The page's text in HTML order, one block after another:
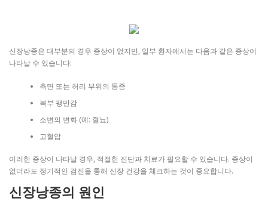
신장낭종은 대부분의 경우 증상이 없지만, 일부 환자에서는 다음과 같은 증상이
나타날 수 있습니다:
측면 또는 허리 부위의 통증
복부 팽만감
소변의 변화 (예: 혈뇨)
고혈압
이러한 증상이 나타날 경우, 적절한 진단과 치료가 필요할 수 있습니다. 증상이
없더라도 정기적인 검진을 통해 신장 건강을 체크하는 것이 중요합니다.
신장낭종의 원인